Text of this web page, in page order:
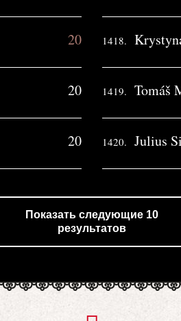
20
20
20
1418.
1419. Tomáš
1420. Julius
Показать следующие 10
результатов